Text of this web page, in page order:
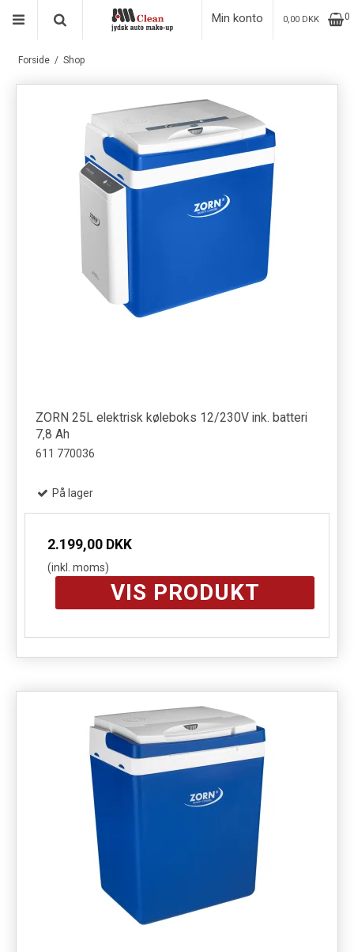
Min konto 0,00 DKK 0
Forside / Shop
ZORN 25L elektrisk køleboks 12/230V ink. batteri
7,8 Ah
611 770036
På lager
2.199,00 DKK
(inkl. moms)
VIS PRODUKT